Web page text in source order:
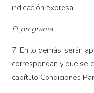
indicación expresa.
El programa
7. En lo demás, serán
correspondan y que se
capítulo Condiciones